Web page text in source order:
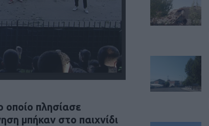
οποίο πλησίασε
μπήκαν στο παιχνίδι